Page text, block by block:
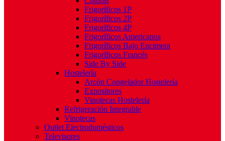
Frigoríficos 1P
Frigoríficos 2P
Frigoríficos 4P
Frigoríficos Americanos
Frigoríficos Bajo Encimera
Frigoríficos Francés
Side By Side
Hostelería
Arcón Congelador Hostelería
Expositores
Vinotecas Hostelería
Refrigeración Integrable
Vinotecas
Outlet Electrodomésticos
Televisores